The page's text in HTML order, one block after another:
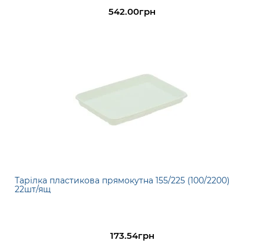
542.00грн
Тарілка пластикова прямокутна 155/225 (100/2200)
22шт/ящ
173.54грн